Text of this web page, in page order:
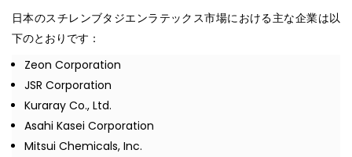
日本のスチレンブタジエンラテックス市場における主な企業は以
下のとおりです：
Zeon Corporation
JSR Corporation
Kuraray Co., Ltd.
Asahi Kasei Corporation
Mitsui Chemicals, Inc.